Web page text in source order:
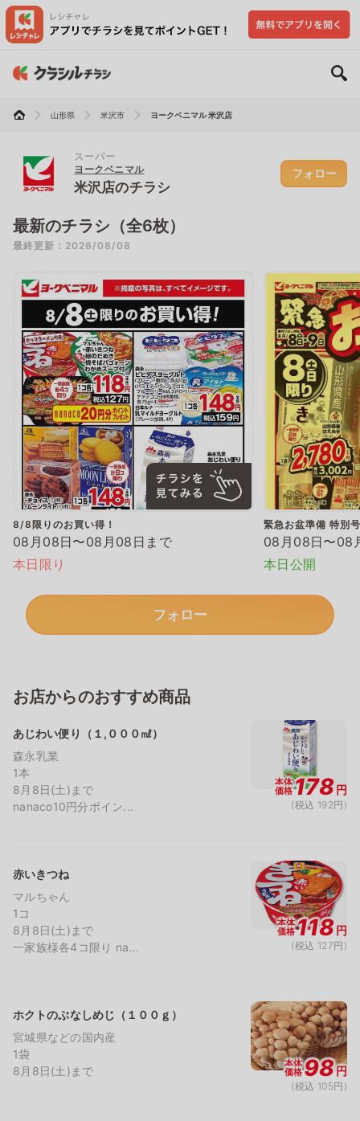
山形県 米沢市 ヨークベニマル 米沢店
スーパー
ヨークベニマル
米沢店のチラシ
フォロー
最新のチラシ（全6枚）
最終更新：2026/08/08
8/8限りのお買い得！
08月08日〜08月08日まで
本日限り
緊急お盆準備 特別号
08月08日〜08
本日公開
フォロー
お店からのおすすめ商品
あじわい便り（１,０００㎖）
森永乳業
1本
8月8日(土)まで
nanaco10円分ポイン...
本体
価格178円
(税込 192円)
赤いきつね
マルちゃん
1コ
8月8日(土)まで
一家族様各4コ限り na...
本体
価格118円
(税込 127円)
ホクトのぶなしめじ（１００ｇ）
宮城県などの国内産
1袋
8月8日(土)まで
本体
価格98円
(税込 105円)